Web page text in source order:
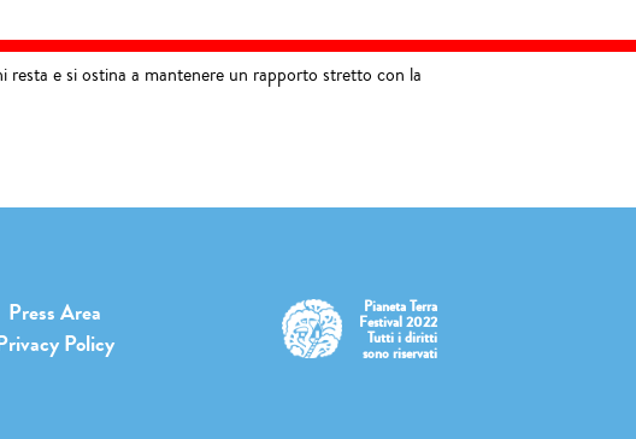
e si ostina a mantenere un rapporto stretto con la
Press Area
Policy
Pianeta Terra
Festival 2022
Tutti i diritti
sono riservati